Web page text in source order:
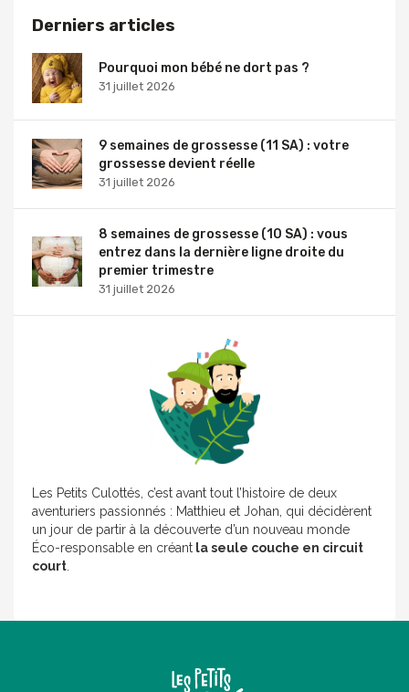
Derniers articles
Pourquoi mon bébé ne dort pas ?
31 juillet 2026
9 semaines de grossesse (11 SA) : votre
grossesse devient réelle
31 juillet 2026
8 semaines de grossesse (10 SA) : vous
entrez dans la dernière ligne droite du
premier trimestre
31 juillet 2026
Les Petits Culottés, c’est avant tout l’histoire de deux
aventuriers passionnés : Matthieu et Johan, qui décidèrent
un jour de partir à la découverte d’un nouveau monde
Éco-responsable en créant la seule couche en circuit
court